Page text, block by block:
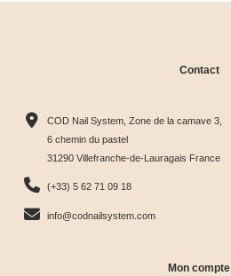
Contact
COD Nail System, Zone de la camave 3,
6 chemin du pastel
31290 Villefranche-de-Lauragais France
(+33) 5 62 71 09 18
info@codnailsystem.com
Mon compte